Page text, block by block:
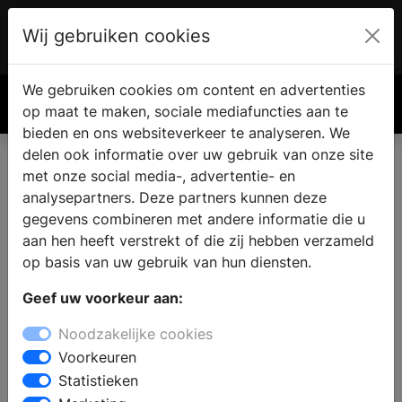
€ 0.00
Wij gebruiken cookies
We gebruiken cookies om content en advertenties
op maat te maken, sociale mediafuncties aan te
bieden en ons websiteverkeer te analyseren. We
delen ook informatie over uw gebruik van onze site
met onze social media-, advertentie- en
analysepartners. Deze partners kunnen deze
gegevens combineren met andere informatie die u
aan hen heeft verstrekt of die zij hebben verzameld
op basis van uw gebruik van hun diensten.
Geef uw voorkeur aan:
Noodzakelijke cookies
Voorkeuren
Statistieken